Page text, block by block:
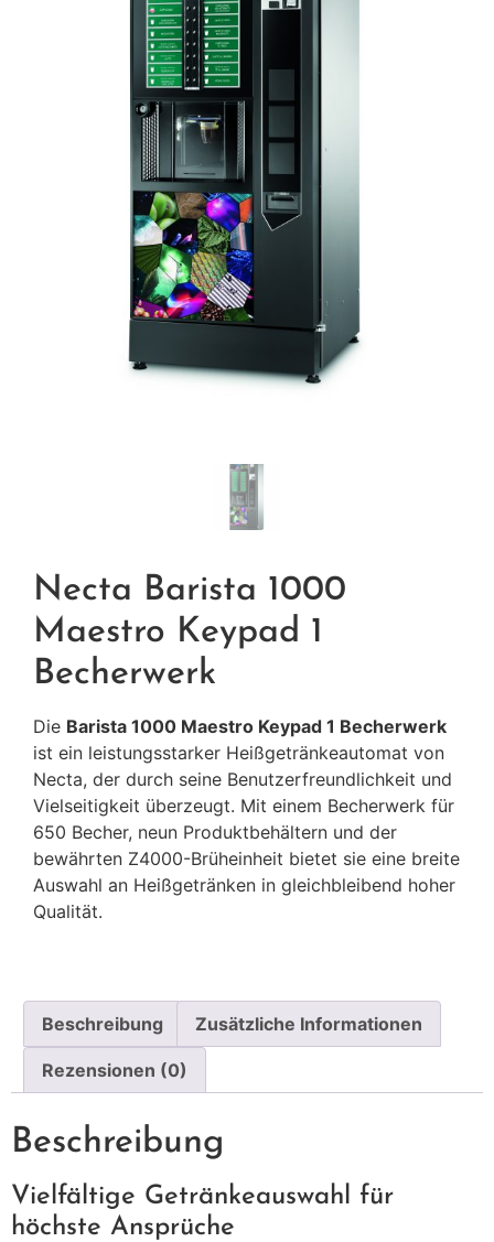
Necta Barista 1000
Maestro Keypad 1
Becherwerk
Die Barista 1000 Maestro Keypad 1 Becherwerk
ist ein leistungsstarker Heißgetränkeautomat von
Necta, der durch seine Benutzerfreundlichkeit und
Vielseitigkeit überzeugt. Mit einem Becherwerk für
650 Becher, neun Produktbehältern und der
bewährten Z4000-Brüheinheit bietet sie eine breite
Auswahl an Heißgetränken in gleichbleibend hoher
Qualität.
Beschreibung Zusätzliche Informationen
Rezensionen (0)
Beschreibung
Vielfältige Getränkeauswahl für
höchste Ansprüche